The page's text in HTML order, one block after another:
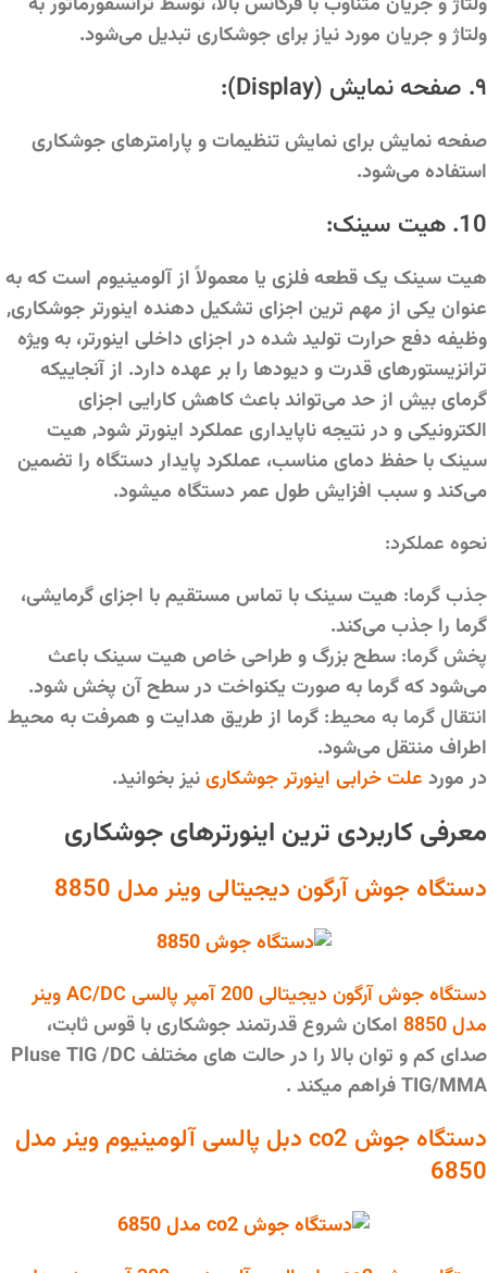
ولتاژ و جریان مورد نیاز برای جوشکاری تبدیل می‌شود.
۹. صفحه نمایش (Display):
صفحه نمایش برای نمایش تنظیمات و پارامترهای جوشکاری
استفاده می‌شود.
10. هیت سینک:
هیت سینک یک قطعه فلزی یا معمولاً از آلومینیوم است که به
عنوان یکی از مهم ترین اجزای تشکیل دهنده اینورتر جوشکاری,
وظیفه دفع حرارت تولید شده در اجزای داخلی اینورتر، به ویژه
ترانزیستورهای قدرت و دیودها را بر عهده دارد. از آنجاییکه
گرمای بیش از حد می‌تواند باعث کاهش کارایی اجزای
الکترونیکی و در نتیجه ناپایداری عملکرد اینورتر شود, هیت
سینک با حفظ دمای مناسب، عملکرد پایدار دستگاه را تضمین
می‌کند و سبب افزایش طول عمر دستگاه میشود.
نحوه عملکرد:
جذب گرما: هیت سینک با تماس مستقیم با اجزای گرمایشی،
گرما را جذب می‌کند.
پخش گرما: سطح بزرگ و طراحی خاص هیت سینک باعث
می‌شود که گرما به صورت یکنواخت در سطح آن پخش شود.
انتقال گرما به محیط: گرما از طریق هدایت و همرفت به محیط
اطراف منتقل می‌شود.
در مورد علت خرابی اینورتر جوشکارینیز بخوانید.
معرفی کاربردی ترین اینورترهای جوشکاری
دستگاه جوش آرگون دیجیتالی وینر مدل 8850
دستگاه جوش آرگون دیجیتالی 200 آمپر پالسی AC/DC وینر
مدل 8850
امکان شروع قدرتمند جوشکاری با قوس ثابت،
صدای کم و توان بالا را در حالت های مختلف Pluse TIG /DC
TIG/MMA فراهم میکند .
دستگاه جوش co2 دبل پالسی آلومینیوم
وینر مدل
6850